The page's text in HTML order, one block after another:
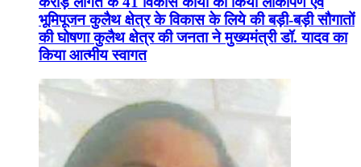
भूमिपूजन कुलैथ क्षेत्र के विकास के लिये की बड़ी-बड़ी सौगातों
की घोषणा कुलैथ क्षेत्र की जनता ने मुख्यमंत्री डॉ. यादव का
किया आत्मीय स्वागत